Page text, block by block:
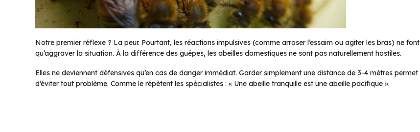
Notre premier réflexe ? La peur. Pourtant, les réactions impulsives (comme arroser l’essaim ou agiter les bras) ne font
qu’aggraver la situation. À la différence des guêpes, les abeilles domestiques ne sont pas naturellement hostiles.
Elles ne deviennent défensives qu’en cas de danger immédiat. Garder simplement une distance de 3-4 mètres permet
d’éviter tout problème. Comme le répètent les spécialistes : « Une abeille tranquille est une abeille pacifique ».